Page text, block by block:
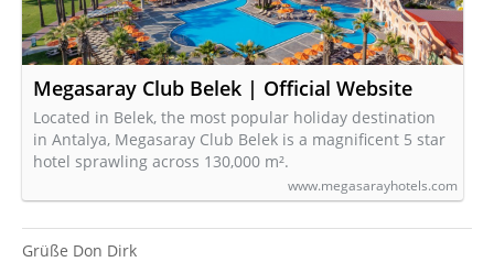
Megasaray Club Belek | Official Website
Located in Belek, the most popular holiday destination
in Antalya, Megasaray Club Belek is a magnificent 5 star
hotel sprawling across 130,000 m².
www.megasarayhotels.com
Grüße Don Dirk